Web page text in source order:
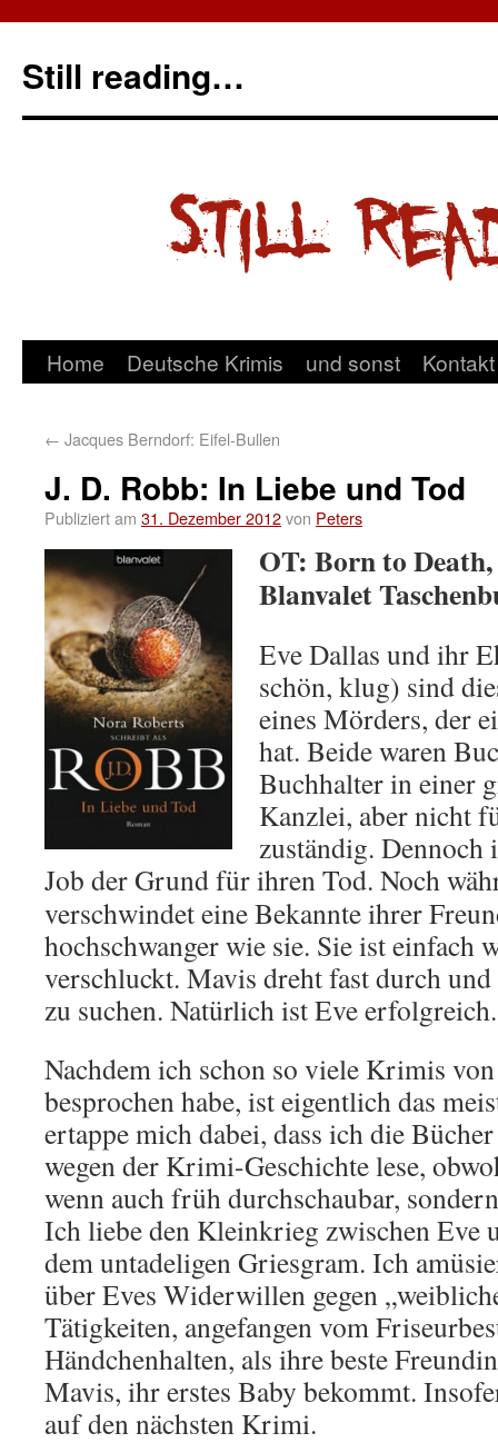
Still reading…
Home Deutsche Krimis und sonst Kontakt
← Jacques Berndorf: Eifel-Bullen
J. D. Robb: In Liebe und Tod
Publiziert am 31. Dezember 2012von Peters
OT: Born to Death,
Blanvalet
Eve Dallas und ihr
schön, klug) sind
eines Mörders, der
hat. Beide waren
Buchhalter in einer
Kanzlei, aber nicht
zuständig.
Job der Grund für ihren Tod. Noch
verschwindet eine Bekannte ihrer
hochschwanger wie sie. Sie ist einfach
verschluckt. Mavis dreht fast durch
zu suchen. Natürlich ist Eve erfolgreich.
Nachdem ich schon so viele Krimis
besprochen habe, ist eigentlich das
ertappe mich dabei, dass ich die
wegen der Krimi-Geschichte lese,
wenn auch früh durchschaubar,
Ich liebe den Kleinkrieg zwischen Eve
dem untadeligen Griesgram. Ich
über Eves Widerwillen gegen
Tätigkeiten, angefangen vom
Händchenhalten, als ihre beste
Mavis, ihr erstes Baby bekommt.
auf den nächsten Krimi.